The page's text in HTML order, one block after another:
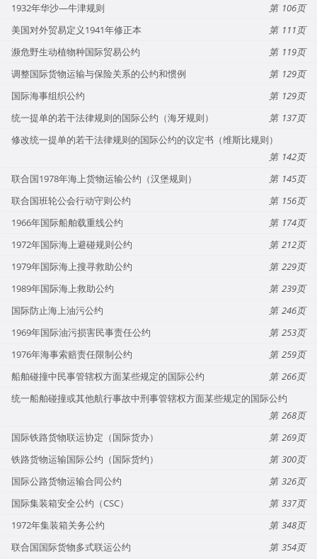
1932年华沙—牛津规则
106
美国对外贸易定义1941年修正本
111
濒危野生动植物种国际贸易公约
119
调整国际货物运输与保险关系的公约和惯例
129
国际海事组织公约
129
统一提单的若干法律规则的国际公约（海牙规则）
137
修改统一提单的若干法律规则的国际公约的议定书（维斯比规则）
142
联合国1978年海上货物运输公约（汉堡规则）
145
联合国班轮公会行动守则公约
156
1966年国际船舶载重线公约
174
1972年国际海上避碰规则公约
212
1979年国际海上搜寻救助公约
229
1989年国际海上救助公约
239
国际防止海上油污公约
246
1969年国际油污损害民事责任公约
253
1976年海事索赔责任限制公约
259
船舶碰撞中民事管辖权方面某些规定的国际公约
266
统一船舶碰撞或其他航行事故中刑事管辖权方面某些规定的国际公约
268
国际铁路货物联运协定（国际货办）
269
铁路货物运输国际公约（国际货约）
300
国际公路货物运输合同公约
326
国际集装箱安全公约（CSC）
337
1972年集装箱关务公约
348
联合国国际货物多式联运公约
354